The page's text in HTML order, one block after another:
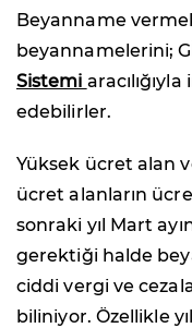
Beyanname
beyannamelerini;
Sistemi
edebilirler.
Yüksek ücret alan
ücret alanların
sonraki yıl Mart
gerektiği halde
ciddi vergi ve
biliniyor. Özellikle